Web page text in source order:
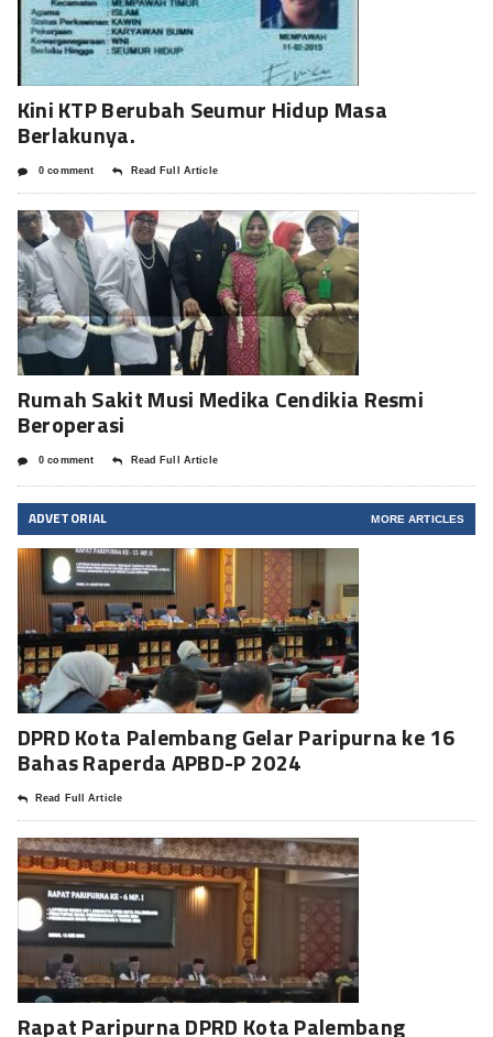
Kini KTP Berubah Seumur Hidup Masa
Berlakunya.
0 comment Read Full Article
Rumah Sakit Musi Medika Cendikia Resmi
Beroperasi
0 comment Read Full Article
ADVETORIAL MORE ARTICLES
DPRD Kota Palembang Gelar Paripurna ke 16
Bahas Raperda APBD-P 2024
Read Full Article
Rapat Paripurna DPRD Kota Palembang